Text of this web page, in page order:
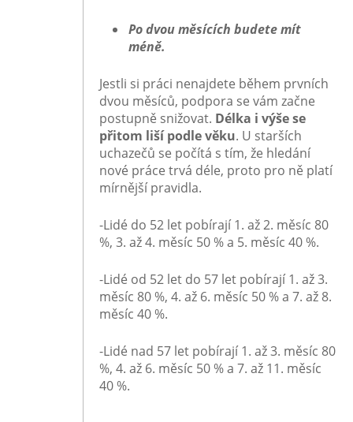
Po dvou měsících budete mít
méně.
Jestli si práci nenajdete během prvních
dvou měsíců, podpora se vám začne
postupně snižovat. Délka i výše se
přitom liší podle věku. U starších
uchazečů se počítá s tím, že hledání
nové práce trvá déle, proto pro ně platí
mírnější pravidla.
-Lidé do 52 let pobírají 1. až 2. měsíc 80
%, 3. až 4. měsíc 50 % a 5. měsíc 40 %.
-Lidé od 52 let do 57 let pobírají 1. až 3.
měsíc 80 %, 4. až 6. měsíc 50 % a 7. až 8.
měsíc 40 %.
-Lidé nad 57 let pobírají 1. až 3. měsíc 80
%, 4. až 6. měsíc 50 % a 7. až 11. měsíc
40 %.